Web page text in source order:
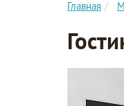
Главная